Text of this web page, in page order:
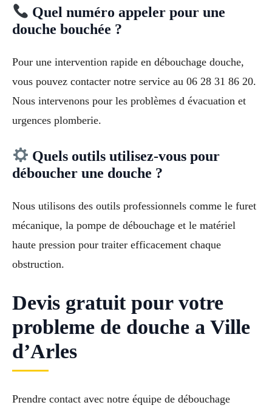
Quel numéro appeler pour une
douche bouchée ?
Pour une intervention rapide en débouchage douche,
vous pouvez contacter notre service au 06 28 31 86 20.
Nous intervenons pour les problèmes d évacuation et
urgences plomberie.
Quels outils utilisez-vous pour
déboucher une douche ?
Nous utilisons des outils professionnels comme le furet
mécanique, la pompe de débouchage et le matériel
haute pression pour traiter efficacement chaque
obstruction.
Devis gratuit pour votre
probleme de douche a Ville
d’Arles
Prendre contact avec notre équipe de débouchage